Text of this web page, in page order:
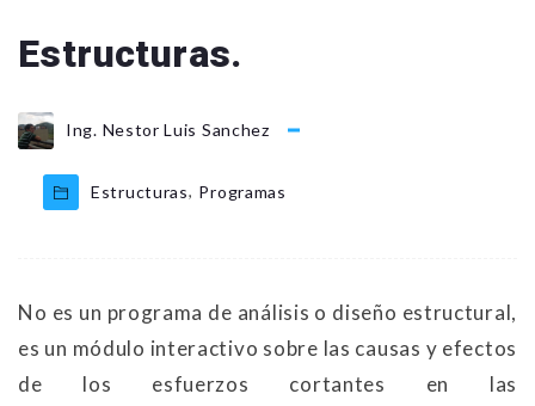
Estructuras.
Ing. Nestor Luis Sanchez
Estructuras, Programas
No es un programa de análisis o diseño estructural,
es un módulo interactivo sobre las causas y efectos
de los esfuerzos cortantes en las